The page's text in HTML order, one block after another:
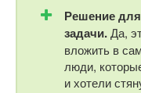
Решение
задачи.Да,
вложить в
люди,
и хотели